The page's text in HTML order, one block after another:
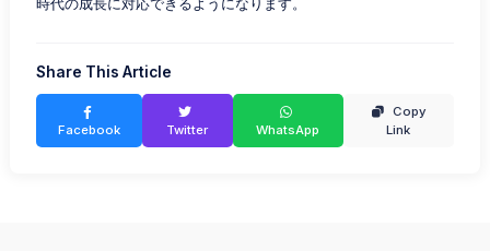
時代の成長に対応できるようになります。
Share This Article
Facebook Twitter WhatsApp
Copy
Link